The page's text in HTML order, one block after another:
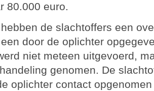
80.000 euro.
de slachtoffers een
door de oplichter
niet meteen uitgevoerd,
genomen. De
oplichter contact